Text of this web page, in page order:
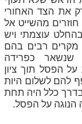
את הצד האחורי
מהשייט אל
אבל בהחלט עוצמתי ויש
מקרים רבים בהם
שנשאר כפרידה
הפסל תוך ציון
להם לשלום היות
כלל היה תחת
הנוגה על הפסל.